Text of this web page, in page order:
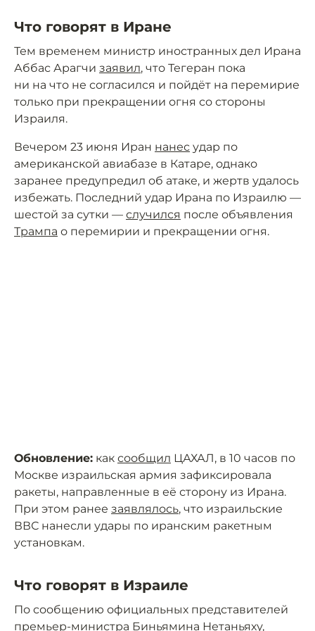
Что говорят в Иране
Тем временем министр иностранных дел Ирана
Аббас Арагчи заявил, что Тегеран пока
ни на что не согласился и пойдёт на перемирие
только при прекращении огня со стороны
Израиля.
Вечером 23 июня Иран нанес удар по
американской авиабазе в Катаре, однако
заранее предупредил об атаке, и жертв удалось
избежать. Последний удар Ирана по Израилю —
шестой за сутки — случился после объявления
Трампа о перемирии и прекращении огня.
Обновление: как сообщил ЦАХАЛ, в 10 часов по
Москве израильская армия зафиксировала
ракеты, направленные в её сторону из Ирана.
При этом ранее заявлялось, что израильские
ВВС нанесли удары по иранским ракетным
установкам.
Что говорят в Израиле
По сообщению официальных представителей
премьер-министра Биньямина Нетаньяху,